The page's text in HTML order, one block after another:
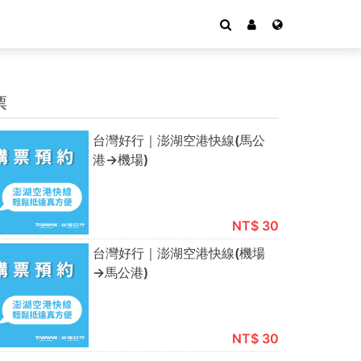
台灣好行｜澎湖空港快線(馬公
港→機場)
NT$ 30
台灣好行｜澎湖空港快線(機場
→馬公港)
NT$ 30